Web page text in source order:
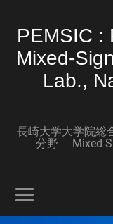
PEMSIC :
Mixed-
Lab.,
長崎大学大学院総
分野 Mixed